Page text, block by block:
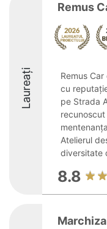
Laureați
Remus
Remus
cu
pe Strada
Atelierul
diversitate
8.8
Marchiza